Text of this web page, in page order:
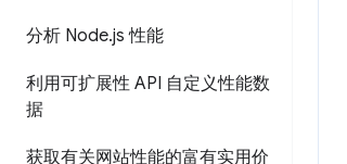
分析 Node.js 性能
利用可扩展性 API 自定义性能数
据
获取有关网站性能的富有实用价